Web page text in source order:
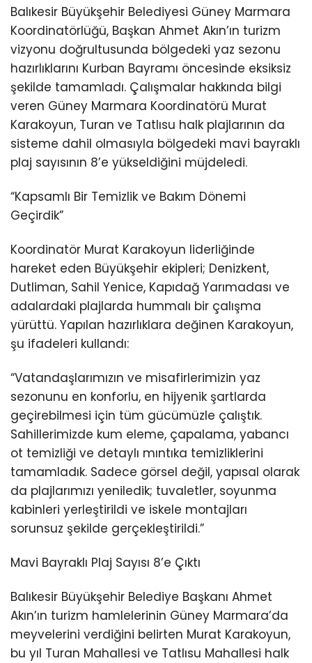
Balıkesir Büyükşehir Belediyesi Güney Marmara
Koordinatörlüğü, Başkan Ahmet Akın’ın turizm
vizyonu doğrultusunda bölgedeki yaz sezonu
hazırlıklarını Kurban Bayramı öncesinde eksiksiz
şekilde tamamladı. Çalışmalar hakkında bilgi
veren Güney Marmara Koordinatörü Murat
Karakoyun, Turan ve Tatlısu halk plajlarının da
sisteme dahil olmasıyla bölgedeki mavi bayraklı
plaj sayısının 8’e yükseldiğini müjdeledi.
“Kapsamlı Bir Temizlik ve Bakım Dönemi
Geçirdik”
Koordinatör Murat Karakoyun liderliğinde
hareket eden Büyükşehir ekipleri; Denizkent,
Dutliman, Sahil Yenice, Kapıdağ Yarımadası ve
adalardaki plajlarda hummalı bir çalışma
yürüttü. Yapılan hazırlıklara değinen Karakoyun,
şu ifadeleri kullandı:
“Vatandaşlarımızın ve misafirlerimizin yaz
sezonunu en konforlu, en hijyenik şartlarda
geçirebilmesi için tüm gücümüzle çalıştık.
Sahillerimizde kum eleme, çapalama, yabancı
ot temizliği ve detaylı mıntıka temizliklerini
tamamladık. Sadece görsel değil, yapısal olarak
da plajlarımızı yeniledik; tuvaletler, soyunma
kabinleri yerleştirildi ve iskele montajları
sorunsuz şekilde gerçekleştirildi.”
Mavi Bayraklı Plaj Sayısı 8’e Çıktı
Balıkesir Büyükşehir Belediye Başkanı Ahmet
Akın’ın turizm hamlelerinin Güney Marmara’da
meyvelerini verdiğini belirten Murat Karakoyun,
bu yıl Turan Mahallesi ve Tatlısu Mahallesi halk